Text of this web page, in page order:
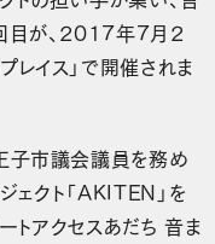
目が、2017年7月2
レイス」で開催されま
子市議会議員を務め
ェクト「AKITEN」を
トアクセスあだち 音ま